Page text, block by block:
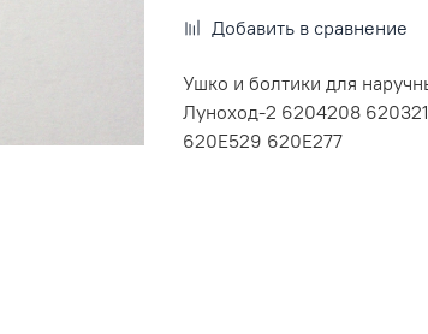
Добавить в сравнение
Ушко и болтики для
Луноход-2 6204208
620E529 620E277